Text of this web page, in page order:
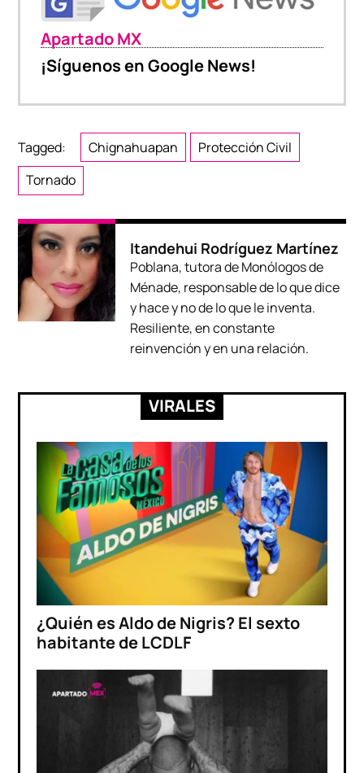
Apartado MX
¡Síguenos en Google News!
Tagged: Chignahuapan
Protección Civil
Tornado
Itandehui Rodríguez Martínez
Poblana, tutora de Monólogos de
Ménade, responsable de lo que dice
y hace y no de lo que le inventa.
Resiliente, en constante
reinvención y en una relación.
VIRALES
¿Quién es Aldo de Nigris? El sexto
habitante de LCDLF